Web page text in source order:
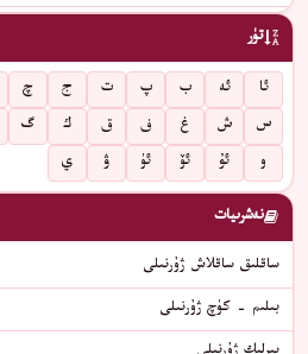
تۈر
ئا ئە ب پ ت ج چ
س
ش غ ف ق ك گ
و
ئۇ ئۆ ئۈ ۋ ي
نەشرىيات
ساقلىق ساقلاش ژۇرنىلى
بىلىم - كۈچ ژۇرنىلى